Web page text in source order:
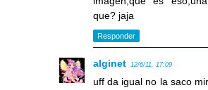
que? jaja
Responder
alginet 12/6/11, 17:09
uff da igual no la saco